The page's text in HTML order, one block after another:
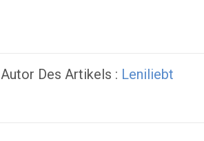
Autor Des Artikels : Leniliebt